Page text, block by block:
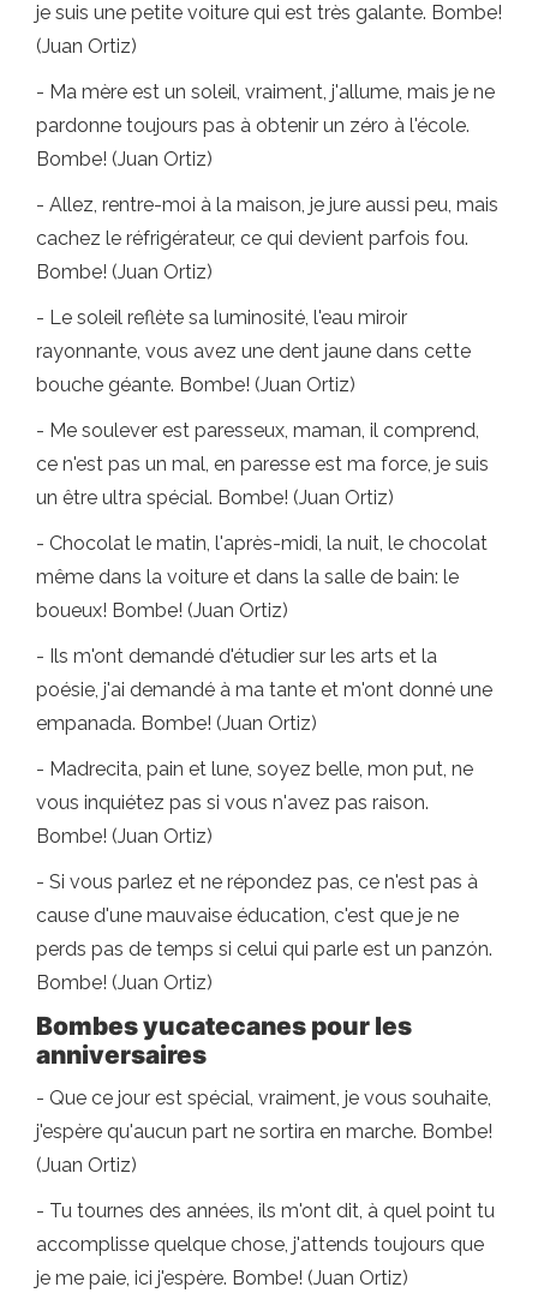
je suis une petite voiture qui est très galante. Bombe!
(Juan Ortiz)
- Ma mère est un soleil, vraiment, j'allume, mais je ne
pardonne toujours pas à obtenir un zéro à l'école.
Bombe! (Juan Ortiz)
- Allez, rentre-moi à la maison, je jure aussi peu, mais
cachez le réfrigérateur, ce qui devient parfois fou.
Bombe! (Juan Ortiz)
- Le soleil reflète sa luminosité, l'eau miroir
rayonnante, vous avez une dent jaune dans cette
bouche géante. Bombe! (Juan Ortiz)
- Me soulever est paresseux, maman, il comprend,
ce n'est pas un mal, en paresse est ma force, je suis
un être ultra spécial. Bombe! (Juan Ortiz)
- Chocolat le matin, l'après-midi, la nuit, le chocolat
même dans la voiture et dans la salle de bain: le
boueux! Bombe! (Juan Ortiz)
- Ils m'ont demandé d'étudier sur les arts et la
poésie, j'ai demandé à ma tante et m'ont donné une
empanada. Bombe! (Juan Ortiz)
- Madrecita, pain et lune, soyez belle, mon put, ne
vous inquiétez pas si vous n'avez pas raison.
Bombe! (Juan Ortiz)
- Si vous parlez et ne répondez pas, ce n'est pas à
cause d'une mauvaise éducation, c'est que je ne
perds pas de temps si celui qui parle est un panzón.
Bombe! (Juan Ortiz)
Bombes yucatecanes pour les
anniversaires
- Que ce jour est spécial, vraiment, je vous souhaite,
j'espère qu'aucun part ne sortira en marche. Bombe!
(Juan Ortiz)
- Tu tournes des années, ils m'ont dit, à quel point tu
accomplisse quelque chose, j'attends toujours que
je me paie, ici j'espère. Bombe! (Juan Ortiz)